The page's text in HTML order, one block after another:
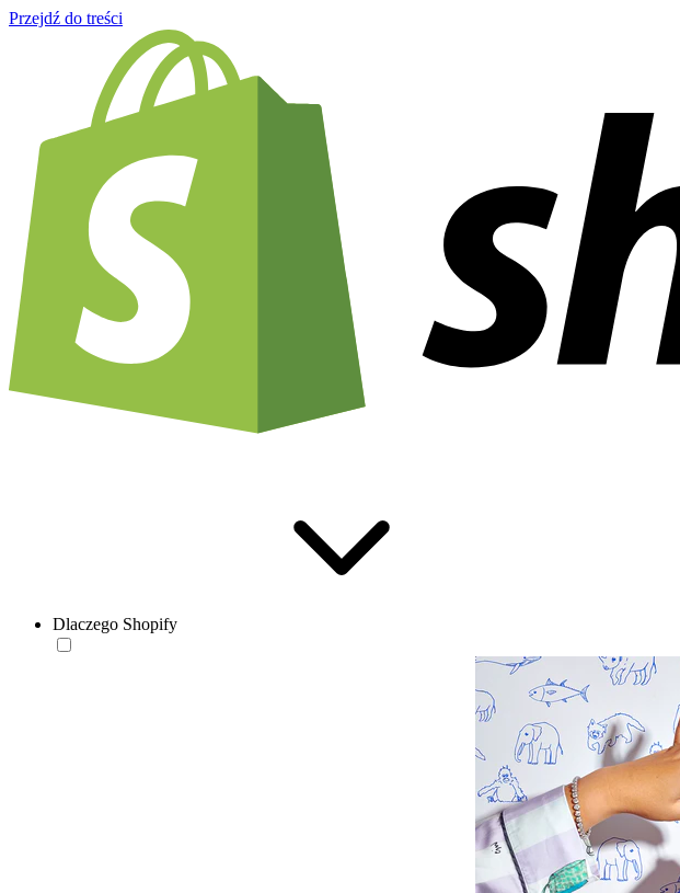
Przejdź do treści
Dlaczego Shopify